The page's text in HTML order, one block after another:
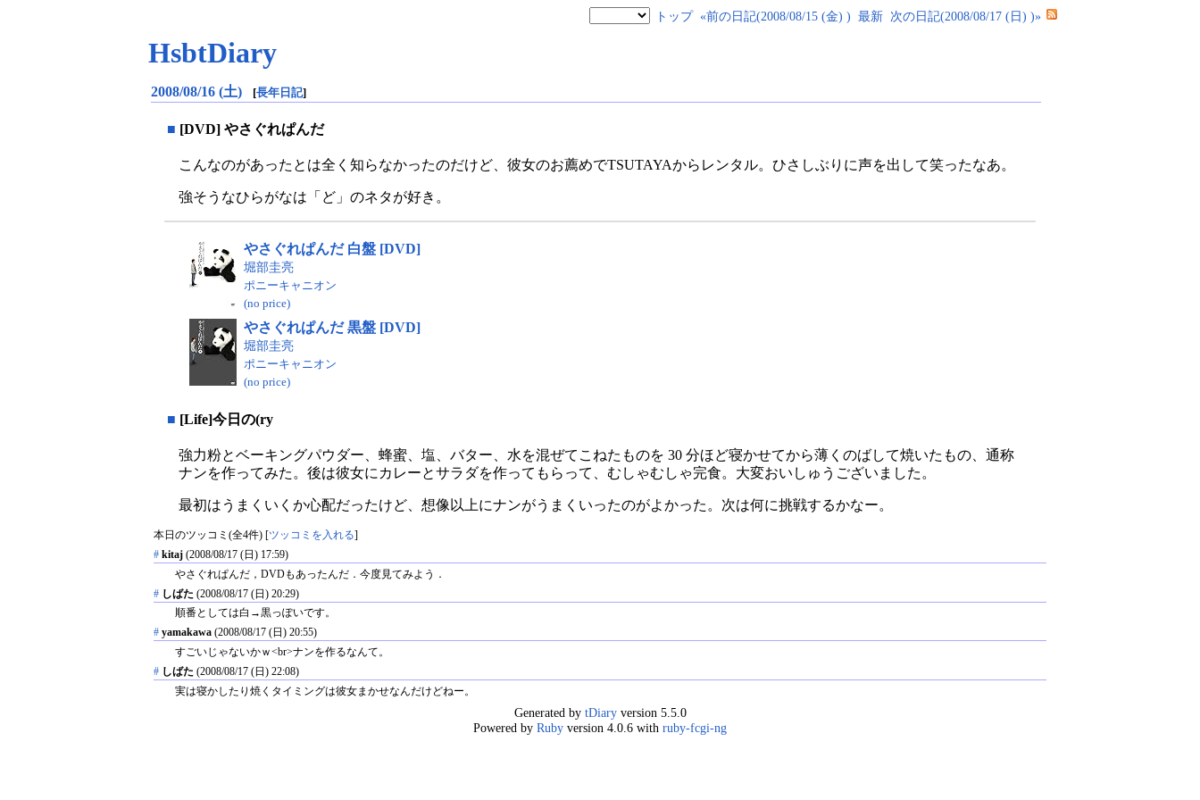
トップ «前の日記(2008/08/15 (金) ) 最新 次の日記(2008/08/17 (日) )»
HsbtDiary
2008/08/16 (土) [長年日記]
■ [DVD] やさぐれぱんだ
こんなのがあったとは全く知らなかったのだけど、彼女のお薦めでTSUTAYAからレンタル。ひさしぶりに声を出して笑ったなあ。
強そうなひらがなは「ど」のネタが好き。
やさぐれぱんだ 白盤 [DVD]
堀部圭亮
ポニーキャニオン
(no price)
やさぐれぱんだ 黒盤 [DVD]
堀部圭亮
ポニーキャニオン
(no price)
■ [Life]今日の(ry
強力粉とベーキングパウダー、蜂蜜、塩、バター、水を混ぜてこねたものを 30 分ほど寝かせてから薄くのばして焼いたもの、通称
ナンを作ってみた。後は彼女にカレーとサラダを作ってもらって、むしゃむしゃ完食。大変おいしゅうございました。
最初はうまくいくか心配だったけど、想像以上にナンがうまくいったのがよかった。次は何に挑戦するかなー。
本日のツッコミ(全4件) [ ツッコミを入れる
# kitaj (2008/08/17 (日) 17:59)
やさぐれぱんだ，DVDもあったんだ．今度見てみよう．
# しばた (2008/08/17 (日) 20:29)
順番としては白→黒っぽいです。
# yamakawa (2008/08/17 (日) 20:55)
すごいじゃないかｗ<br>ナンを作るなんて。
# しばた (2008/08/17 (日) 22:08)
実は寝かしたり焼くタイミングは彼女まかせなんだけどねー。
Generated by tDiaryversion 5.5.0
Powered by Ruby version 4.0.6 with ruby-fcgi-ng